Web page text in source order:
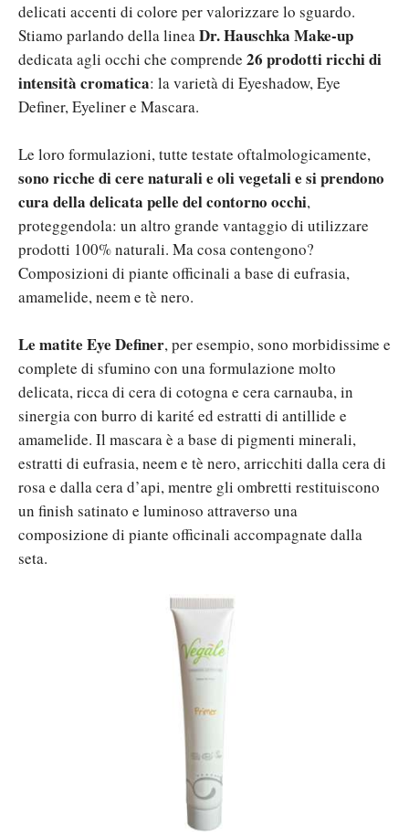
delicati accenti di colore per valorizzare lo sguardo.
Stiamo parlando della lineaDr. Hauschka Make-up
dedicata agli occhi che comprende 26 prodotti ricchi di
intensità cromatica: la varietà di Eyeshadow, Eye
Definer, Eyeliner e Mascara.
Le loro formulazioni, tutte testate oftalmologicamente,
sono ricche di cere naturali e oli vegetali e si prendono
cura della delicata pelle del contorno occhi,
proteggendola: un altro grande vantaggio di utilizzare
prodotti 100% naturali. Ma cosa contengono?
Composizioni di piante officinali a base di eufrasia,
amamelide, neem e tè nero.
Le matite Eye Definer, per esempio, sono morbidissime e
complete di sfumino con una formulazione molto
delicata, ricca di cera di cotogna e cera carnauba, in
sinergia con burro di karité ed estratti di antillide e
amamelide. Il mascara è a base di pigmenti minerali,
estratti di eufrasia, neem e tè nero, arricchiti dalla cera di
rosa e dalla cera d’api, mentre gli ombretti restituiscono
un finish satinato e luminoso attraverso una
composizione di piante officinali accompagnate dalla
seta.